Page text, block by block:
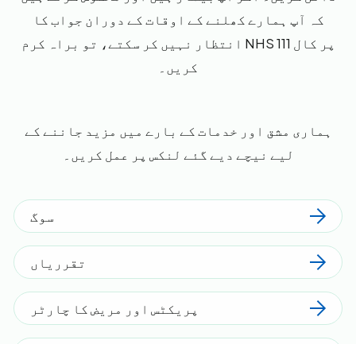
کہ آپ ہمارے کھلنے کے اوقات کے دوران جواب کا
انتظار نہیں کر سکتے، تو براہ کرم NHS 111 پر کال
کریں۔
ہماری مشق اور خدمات کے بارے میں مزید جاننے کے
لیے نیچے دیے گئے لنکس پر عمل کریں۔
سوگ
تقرریاں
پریکٹس اور مریض کا چارٹر